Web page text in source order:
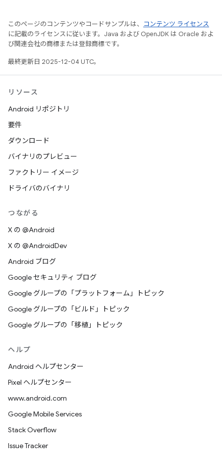
このページのコンテンツやコードサンプルは、
コンテンツ ライセンス
に記載のライセンスに従います。Java および OpenJDK は Oracle およ
び関連会社の商標または登録商標です。
最終更新日 2025-12-04 UTC。
リソース
Android リポジトリ
要件
ダウンロード
バイナリのプレビュー
ファクトリー イメージ
ドライバのバイナリ
つながる
X の @Android
X の @AndroidDev
Android ブログ
Google セキュリティ ブログ
Google グループの「プラットフォーム」トピック
Google グループの「ビルド」トピック
Google グループの「移植」トピック
ヘルプ
Android ヘルプセンター
Pixel ヘルプセンター
www.android.com
Google Mobile Services
Stack Overflow
Issue Tracker